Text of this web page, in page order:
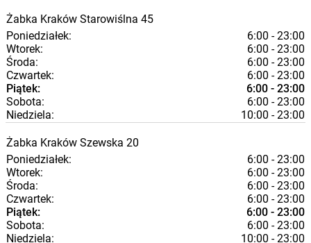
Żabka Kraków Starowiślna 45
Poniedziałek:
6:00 - 23:00
Wtorek:
6:00 - 23:00
Środa:
6:00 - 23:00
Czwartek:
6:00 - 23:00
Piątek:
6:00 - 23:00
Sobota:
6:00 - 23:00
Niedziela:
10:00 - 23:00
Żabka Kraków Szewska 20
Poniedziałek:
6:00 - 23:00
Wtorek:
6:00 - 23:00
Środa:
6:00 - 23:00
Czwartek:
6:00 - 23:00
Piątek:
6:00 - 23:00
Sobota:
6:00 - 23:00
Niedziela:
10:00 - 23:00